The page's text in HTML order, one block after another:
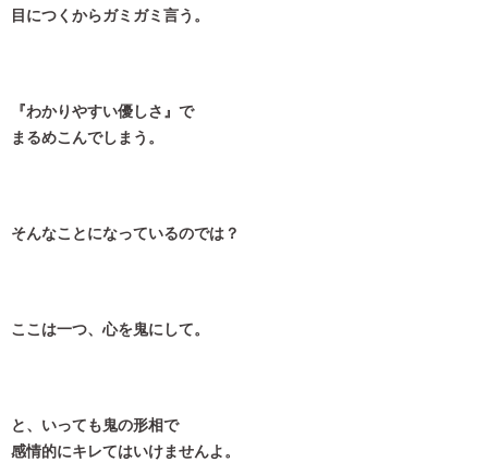
目につくからガミガミ言う。
『わかりやすい優しさ』で
まるめこんでしまう。
そんなことになっているのでは？
ここは一つ、心を鬼にして。
と、いっても鬼の形相で
感情的にキレてはいけませんよ。